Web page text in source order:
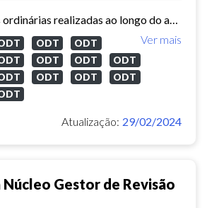
Ver mais
ODT
ODT
ODT ODT
ODT
ODT ODT
ODT
Atualização: 29/02/2024
Núcleo Gestor de Revisão